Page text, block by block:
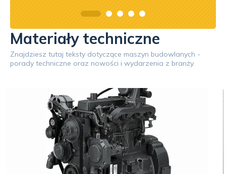
Materiały techniczne
Znajdziesz tutaj teksty dotyczące maszyn budowlanych -
porady techniczne oraz nowości i wydarzenia z branży.